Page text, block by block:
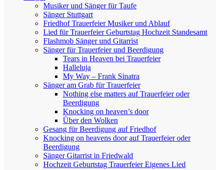
Musiker und Sänger für Taufe
Sänger Stuttgart
Friedhof Trauerfeier Musiker und Ablauf
Lied für Trauerfeier Geburtstag Hochzeit Standesamt
Flashmob Sänger und Gitarrist
Sänger für Trauerfeier und Beerdigung
Tears in Heaven bei Trauerfeier
Halleluja
My Way – Frank Sinatra
Sänger am Grab für Trauerfeier
Nothing else matters auf Trauerfeier oder
Beerdigung
Knocking on heaven’s door
Über den Wolken
Gesang für Beerdigung auf Friedhof
Knocking on heavens door auf Trauerfeier oder
Beerdigung
Sänger Gitarrist in Friedwald
Hochzeit Geburtstag Trauerfeier Eigenes Lied